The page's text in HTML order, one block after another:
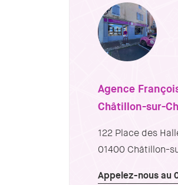
Agence
Châtillon-sur-
122 Place des
01400 Châtillon-
Appelez-nous au